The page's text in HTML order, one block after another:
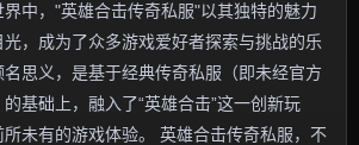
中，"英雄合击传奇私服"以其独特的魅力
，成为了众多游戏爱好者探索与挑战的乐
思义，是基于经典传奇私服（即未经官方
基础上，融入了“英雄合击”这一创新玩
未有的游戏体验。 英雄合击传奇私服，不